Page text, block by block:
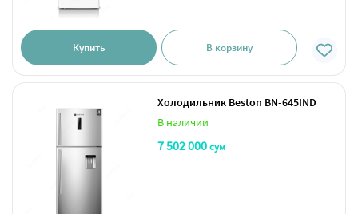
Купить В корзину
Холодильник Beston BN-645IND
В наличии
7 502 000сум